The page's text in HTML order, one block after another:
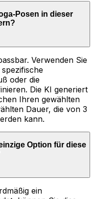
Posen in dieser
Verwenden Sie
spezifische
oder die
Die KI generiert
Ihren gewählten
Dauer, die von 3
kann.
Option für diese
ein